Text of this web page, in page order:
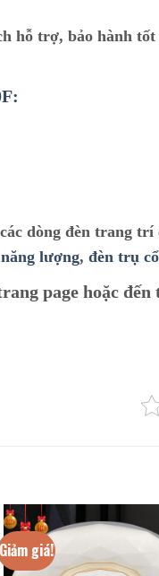
hỗ trợ, bảo hành
dòng đèn trang
lượng, đèn trụ
page hoặc đến
Giảm giá!